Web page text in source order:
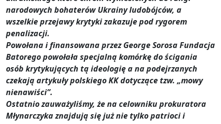
narodowych bohaterów Ukrainy ludobójców, a
wszelkie przejawy krytyki zakazuje pod rygorem
penalizacji.
Powołana i finansowana przez George Sorosa Fundacja
Batorego powołała specjalną komórkę do ścigania
osób krytykujących tą ideologię a na podejrzanych
czekają artykuły polskiego KK dotyczące tzw. „mowy
nienawiści”.
Ostatnio zauważyliśmy, że na celowniku prokuratora
Młynarczyka znajdują się już nie tylko patrioci i